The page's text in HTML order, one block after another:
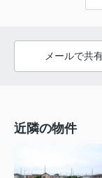
メールで共
近隣の物件